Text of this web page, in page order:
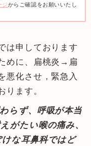
ジからご確認をお願いいたし
は申しております
めに、扁桃炎→扁
悪化させ，緊急入
ります。
らず、呼吸が本当
がたい喉の痛み、
な耳鼻科ではど